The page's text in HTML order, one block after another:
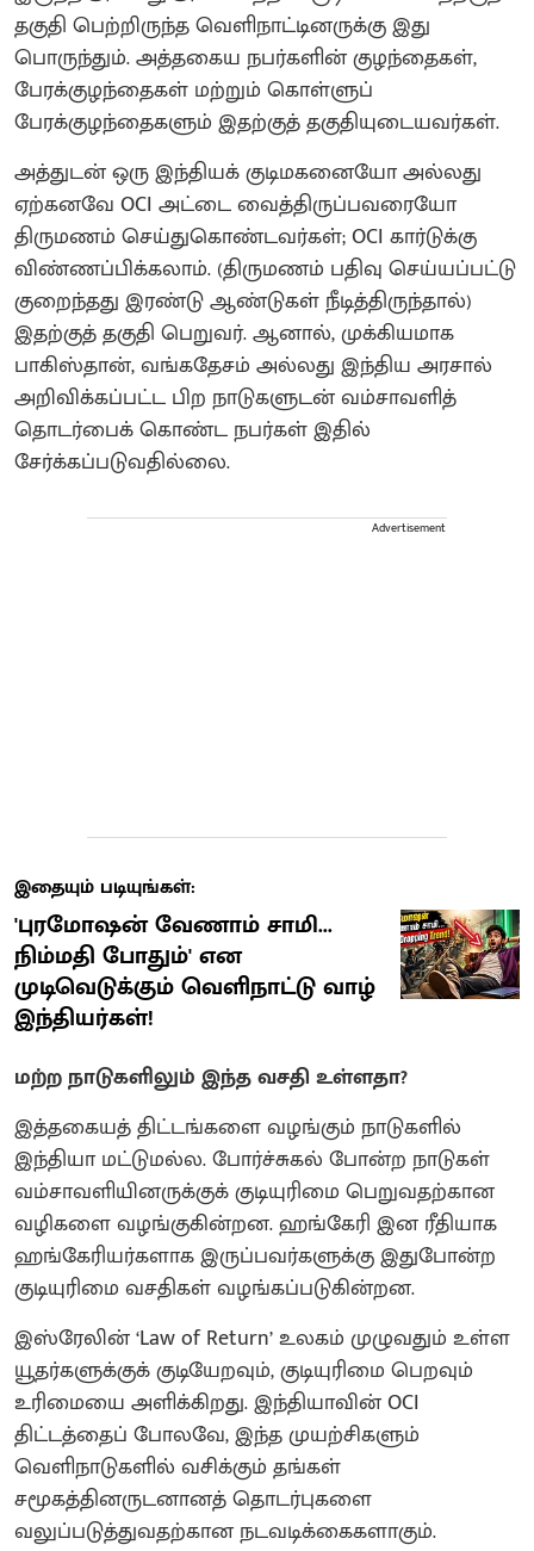
தகுதி பெற்றிருந்த வெளிநாட்டினருக்கு இது
பொருந்தும். அத்தகைய நபர்களின் குழந்தைகள்,
பேரக்குழந்தைகள் மற்றும் கொள்ளுப்
பேரக்குழந்தைகளும் இதற்குத் தகுதியுடையவர்கள்.
அத்துடன் ஒரு இந்தியக் குடிமகனையோ அல்லது
ஏற்கனவே OCI அட்டை வைத்திருப்பவரையோ
திருமணம் செய்துகொண்டவர்கள்; OCI கார்டுக்கு
விண்ணப்பிக்கலாம். (திருமணம் பதிவு செய்யப்பட்டு
குறைந்தது இரண்டு ஆண்டுகள் நீடித்திருந்தால்)
இதற்குத் தகுதி பெறுவர். ஆனால், முக்கியமாக
பாகிஸ்தான், வங்கதேசம் அல்லது இந்திய அரசால்
அறிவிக்கப்பட்ட பிற நாடுகளுடன் வம்சாவளித்
தொடர்பைக் கொண்ட நபர்கள் இதில்
சேர்க்கப்படுவதில்லை.
Advertisement
இதையும் படியுங்கள்:
'புரமோஷன் வேணாம் சாமி...
நிம்மதி போதும்' என
முடிவெடுக்கும் வெளிநாட்டு வாழ்
இந்தியர்கள்!
மற்ற நாடுகளிலும் இந்த வசதி உள்ளதா?
இத்தகையத் திட்டங்களை வழங்கும் நாடுகளில்
இந்தியா மட்டுமல்ல. போர்ச்சுகல் போன்ற நாடுகள்
வம்சாவளியினருக்குக் குடியுரிமை பெறுவதற்கான
வழிகளை வழங்குகின்றன. ஹங்கேரி இன ரீதியாக
ஹங்கேரியர்களாக இருப்பவர்களுக்கு இதுபோன்ற
குடியுரிமை வசதிகள் வழங்கப்படுகின்றன.
இஸ்ரேலின் ‘Law of Return’ உலகம் முழுவதும் உள்ள
யூதர்களுக்குக் குடியேறவும், குடியுரிமை பெறவும்
உரிமையை அளிக்கிறது. இந்தியாவின் OCI
திட்டத்தைப் போலவே, இந்த முயற்சிகளும்
வெளிநாடுகளில் வசிக்கும் தங்கள்
சமூகத்தினருடனானத் தொடர்புகளை
வலுப்படுத்துவதற்கான நடவடிக்கைகளாகும்.